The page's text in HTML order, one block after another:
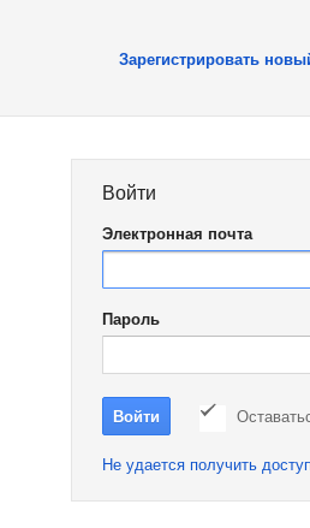
Зарегистрировать
Войти
Электронная почта
Пароль
Не удается получить